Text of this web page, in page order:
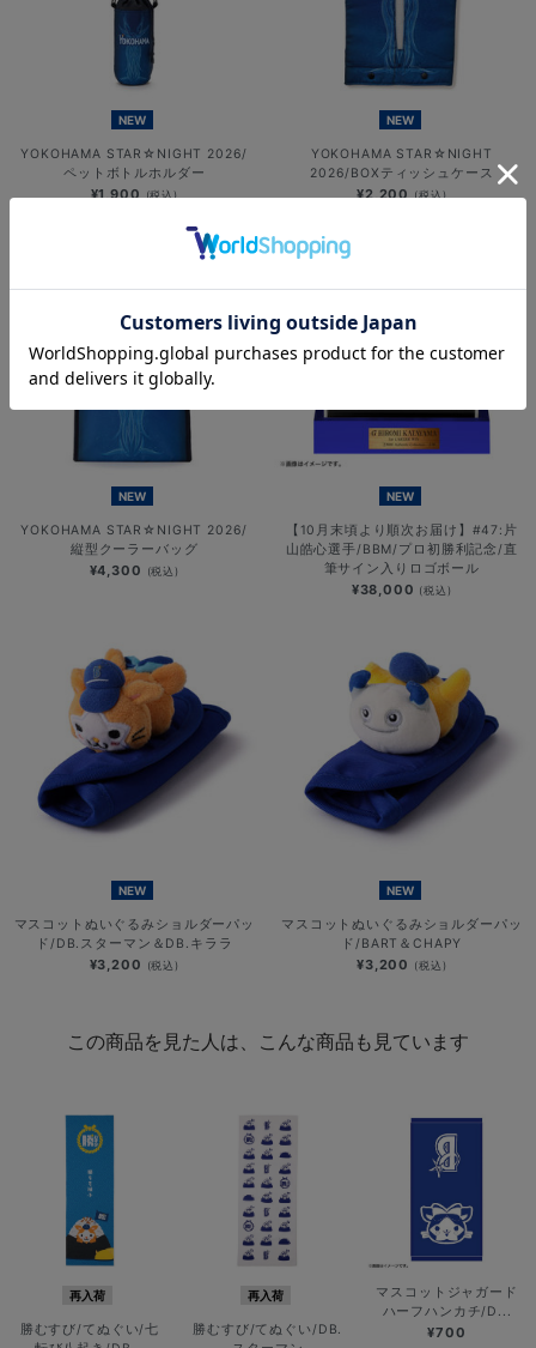
NEW
YOKOHAMA STAR☆NIGHT 2026/
ペットボトルホルダー
¥1,900(税込)
NEW
YOKOHAMA STAR☆NIGHT
2026/BOXティッシュケース
¥2,200(税込)
NEW
YOKOHAMA STAR☆NIGHT 2026/
縦型クーラーバッグ
¥4,300 (税込)
NEW
【10月末頃より順次お届け】#47:片
山皓心選手/BBM/プロ初勝利記念/直
筆サイン入りロゴボール
¥38,000 (税込)
NEW
マスコットぬいぐるみショルダーパッ
ド/DB.スターマン＆DB.キララ
¥3,200 (税込)
NEW
マスコットぬいぐるみショルダーパッ
ド/BART＆CHAPY
¥3,200 (税込)
この商品を見た人は、こんな商品も見ています
再入荷
勝むすび/てぬぐい/七
再入荷
勝むすび/てぬぐい/DB.
マスコットジャガード
ハーフハンカチ/D...
¥700